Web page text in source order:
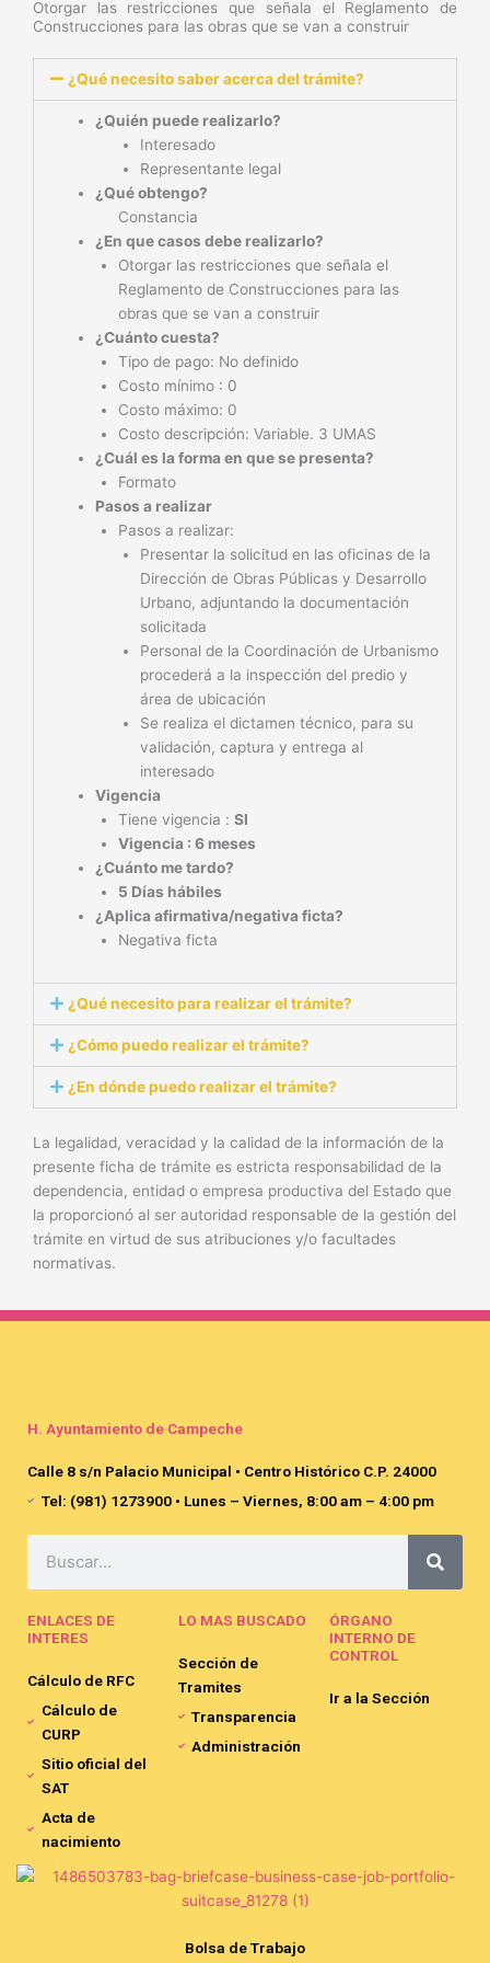
Otorgar las restricciones que señala el Reglamento de
Construcciones para las obras que se van a construir
¿Qué necesito saber acerca del trámite?
¿Quién puede realizarlo?
Interesado
Representante legal
¿Qué obtengo?
Constancia
¿En que casos debe realizarlo?
Otorgar las restricciones que señala el
Reglamento de Construcciones para las
obras que se van a construir
¿Cuánto cuesta?
Tipo de pago: No definido
Costo mínimo : 0
Costo máximo: 0
Costo descripción: Variable. 3 UMAS
¿Cuál es la forma en que se presenta?
Formato
Pasos a realizar
Pasos a realizar:
Presentar la solicitud en las oficinas de la
Dirección de Obras Públicas y Desarrollo
Urbano, adjuntando la documentación
solicitada
Personal de la Coordinación de Urbanismo
procederá a la inspección del predio y
área de ubicación
Se realiza el dictamen técnico, para su
validación, captura y entrega al
interesado
Vigencia
Tiene vigencia : SI
Vigencia : 6 meses
¿Cuánto me tardo?
5 Días hábiles
¿Aplica afirmativa/negativa ficta?
Negativa ficta
¿Qué necesito para realizar el trámite?
¿Cómo puedo realizar el trámite?
¿En dónde puedo realizar el trámite?
La legalidad, veracidad y la calidad de la información de la
presente ficha de trámite es estricta responsabilidad de la
dependencia, entidad o empresa productiva del Estado que
la proporcionó al ser autoridad responsable de la gestión del
trámite en virtud de sus atribuciones y/o facultades
normativas.
H. Ayuntamiento de Campeche
Calle 8 s/n Palacio Municipal • Centro Histórico C.P. 24000
Tel: (981) 1273900 • Lunes – Viernes, 8:00 am – 4:00 pm
ENLACES DE
INTERES
Cálculo de RFC
Cálculo de
CURP
Sitio oficial del
SAT
Acta de
nacimiento
LO MAS BUSCADO
Sección de
Tramites
Transparencia
Administración
ÓRGANO
INTERNO DE
CONTROL
Ir a la Sección
Bolsa de Trabajo